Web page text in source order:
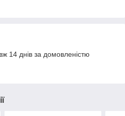
14 днів за домовленістю